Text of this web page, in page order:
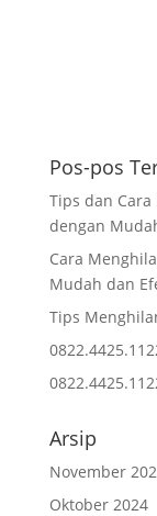
Pos-pos
Tips dan
dengan
Cara
Mudah dan
Tips
Arsip
November
Oktober 2024